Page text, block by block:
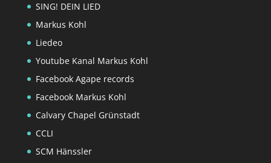
SING! DEIN LIED
Markus Kohl
Liedeo
Youtube Kanal Markus Kohl
Facebook Agape records
Facebook Markus Kohl
Calvary Chapel Grünstadt
CCLI
SCM Hänssler